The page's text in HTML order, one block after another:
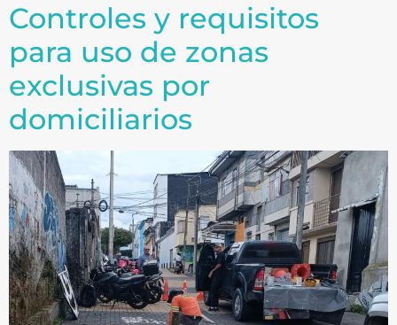
Controles y requisitos
para uso de zonas
exclusivas por
domiciliarios